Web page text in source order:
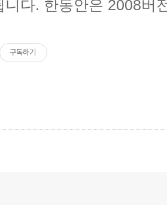
니다. 한동안은 2008버
구독하기